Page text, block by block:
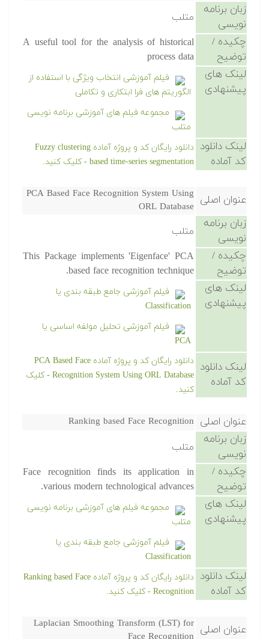
زبان برنامه
نویسی
متلب
چکیده /
توضیح
A useful tool for the analysis of historical
process data
لینک های
پیشنهادی
فیلم آموزشی انتخاب ویژگی با استفاده از
الگوریتم های فرا ابتکاری و تکاملی
مجموعه فیلم های آموزشی برنامه نویسی
متلب
لینک دانلود
کد آماده
دانلود رایگان کد و پروژه آماده Fuzzy clustering
based time-series segmentation - کلیک کنید.
عنوان اصلی PCA Based Face Recognition System Using
ORL Database
زبان برنامه
نویسی
متلب
چکیده /
توضیح
This Package implements 'Eigenface' PCA
based face recognition technique.
لینک های
پیشنهادی
فیلم آموزشی جامع طبقه بندی یا
Classification
فیلم آموزشی تحلیل مولفه اساسی یا
PCA
لینک دانلود
کد آماده
دانلود رایگان کد و پروژه آماده PCA Based Face
Recognition System Using ORL Database - کلیک
کنید.
عنوان اصلی Ranking based Face Recognition
زبان برنامه
نویسی
متلب
چکیده /
توضیح
Face recognition finds its application in
various modern technological advances.
لینک های
پیشنهادی
مجموعه فیلم های آموزشی برنامه نویسی
متلب
فیلم آموزشی جامع طبقه بندی یا
Classification
لینک دانلود
کد آماده
دانلود رایگان کد و پروژه آماده Ranking based Face
Recognition - کلیک کنید.
عنوان اصلی Laplacian Smoothing Transform (LST) for